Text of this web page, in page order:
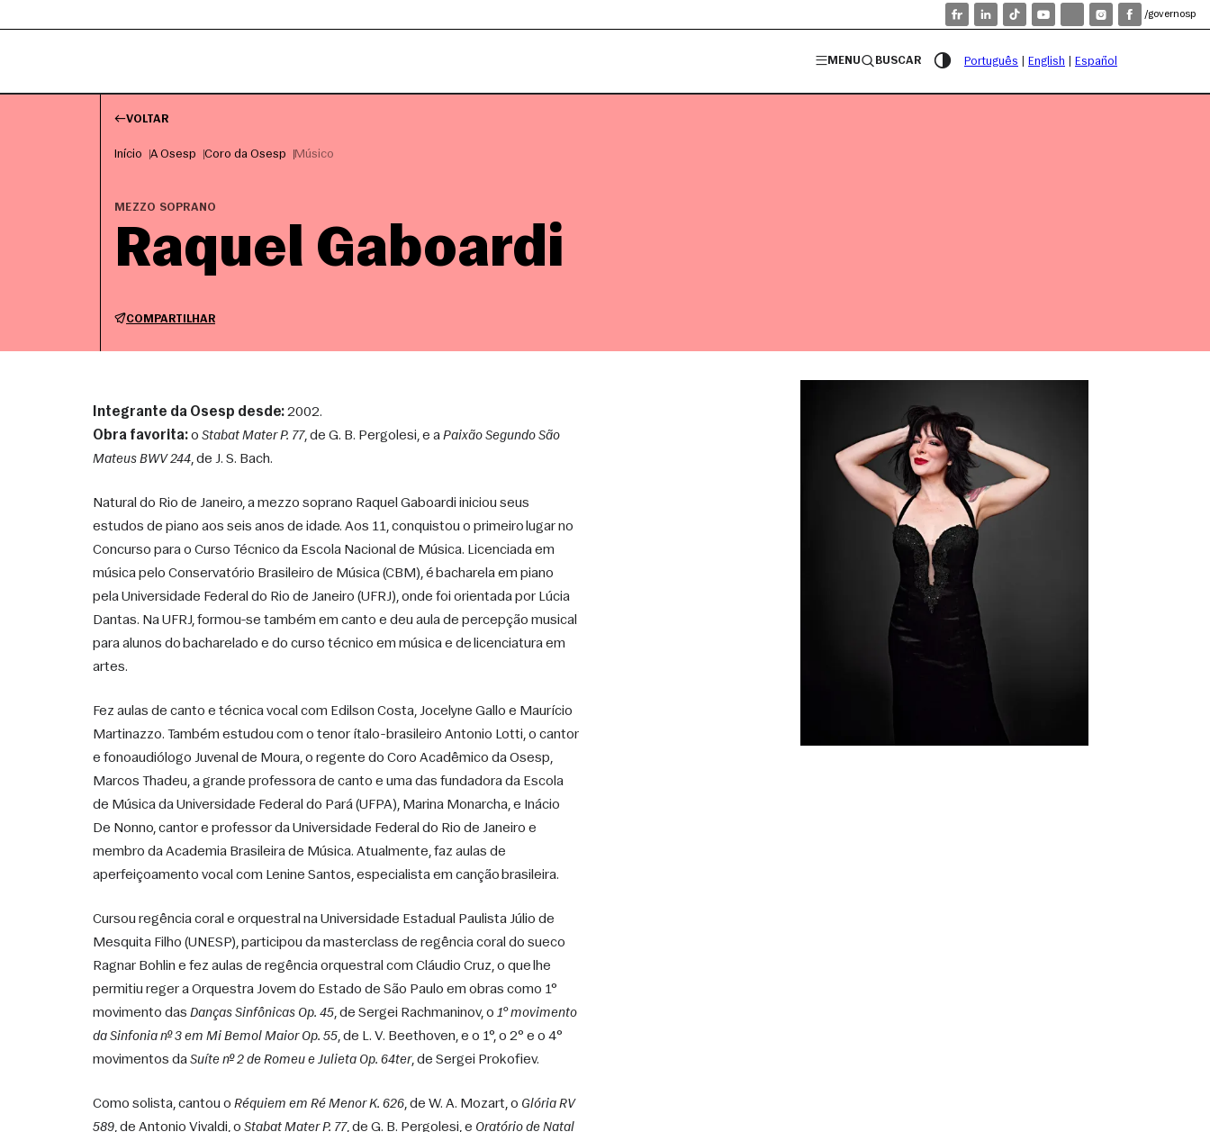
/governosp
MENU BUSCAR Português English Español
VOLTAR
Início A Osesp Coro da Osesp Músico
MEZZO SOPRANO
Raquel Gaboardi
COMPARTILHAR
Integrante da Osesp desde: 2002.
Obra favorita: o Stabat Mater P. 77, de G. B. Pergolesi, e a Paixão Segundo São
Mateus BWV 244, de J. S. Bach.
Natural do Rio de Janeiro, a mezzo soprano Raquel Gaboardi iniciou seus
estudos de piano aos seis anos de idade. Aos 11, conquistou o primeiro lugar no
Concurso para o Curso Técnico da Escola Nacional de Música. Licenciada em
música pelo Conservatório Brasileiro de Música (CBM), é bacharela em piano
pela Universidade Federal do Rio de Janeiro (UFRJ), onde foi orientada por Lúcia
Dantas. Na UFRJ, formou-se também em canto e deu aula de percepção musical
para alunos do bacharelado e do curso técnico em música e de licenciatura em
artes.
Fez aulas de canto e técnica vocal com Edilson Costa, Jocelyne Gallo e Maurício
Martinazzo. Também estudou com o tenor ítalo-brasileiro Antonio Lotti, o cantor
e fonoaudiólogo Juvenal de Moura, o regente do Coro Acadêmico da Osesp,
Marcos Thadeu, a grande professora de canto e uma das fundadora da Escola
de Música da Universidade Federal do Pará (UFPA), Marina Monarcha, e Inácio
De Nonno, cantor e professor da Universidade Federal do Rio de Janeiro e
membro da Academia Brasileira de Música. Atualmente, faz aulas de
aperfeiçoamento vocal com Lenine Santos, especialista em canção brasileira.
Cursou regência coral e orquestral na Universidade Estadual Paulista Júlio de
Mesquita Filho (UNESP), participou da masterclass de regência coral do sueco
Ragnar Bohlin e fez aulas de regência orquestral com Cláudio Cruz, o que lhe
permitiu reger a Orquestra Jovem do Estado de São Paulo em obras como 1°
movimento das Danças Sinfônicas Op. 45, de Sergei Rachmaninov, o 1° movimento
da Sinfonia nº 3 em Mi Bemol Maior Op. 55, de L. V. Beethoven, e o 1°, o 2° e o 4°
movimentos da Suíte nº 2 de Romeu e Julieta Op. 64ter, de Sergei Prokofiev.
Como solista, cantou o Réquiem em Ré Menor K. 626, de W. A. Mozart, o Glória RV
589, de Antonio Vivaldi, o Stabat Mater P. 77, de G. B. Pergolesi, e Oratório de Natal